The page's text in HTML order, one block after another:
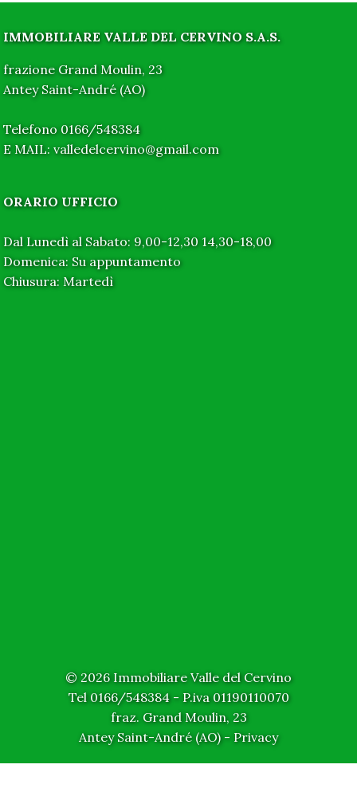
IMMOBILIARE VALLE DEL CERVINO S.A.S.
frazione Grand Moulin, 23
Antey Saint-André (AO)
Telefono 0166/548384
E MAIL: valledelcervino@gmail.com
ORARIO UFFICIO
Dal Lunedì al Sabato: 9,00-12,30 14,30-18,00
Domenica: Su appuntamento
Chiusura: Martedì
© 2026 Immobiliare Valle del Cervino
Tel 0166/548384 - P.iva 01190110070
fraz. Grand Moulin, 23
Antey Saint-André (AO) - Privacy